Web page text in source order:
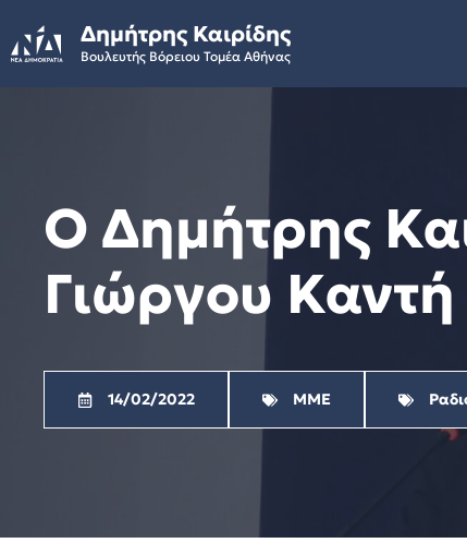
to
content
Δημήτρης Καιρίδης
Βουλευτής Βόρειου Τομέα Αθήνας
Ο Δημήτρης
Γιώργου
14/02/2022 ΜΜΕ